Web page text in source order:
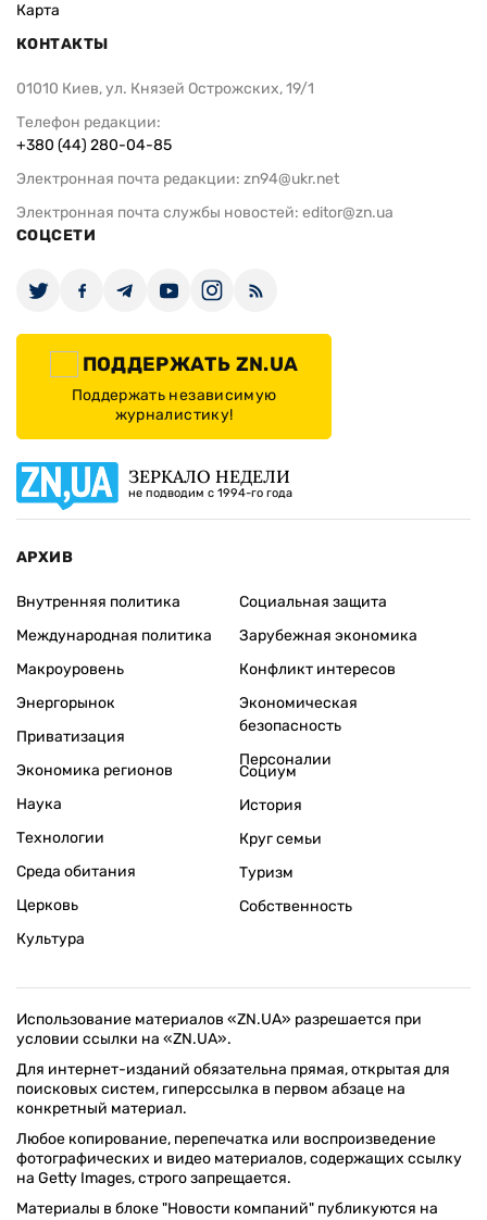
Карта
КОНТАКТЫ
01010 Киев, ул. Князей Острожских, 19/1
Телефон редакции:
+380 (44) 280-04-85
Электронная почта редакции: zn94@ukr.net
Электронная почта службы новостей: editor@zn.ua
СОЦСЕТИ
ПОДДЕРЖАТЬ ZN.UA
Поддержать независимую
журналистику!
ЗЕРКАЛО НЕДЕЛИ
не подводим с 1994-го года
АРХИВ
Внутренняя политика
Международная политика
Макроуровень
Энергорынок
Приватизация
Экономика регионов
Социальная защита
Зарубежная экономика
Конфликт интересов
Экономическая
безопасность
Персоналии
Наука
Технологии
Среда обитания
Церковь
Культура
Социум
История
Круг семьи
Туризм
Собственность
Использование материалов «ZN.UA» разрешается при
условии ссылки на «ZN.UA».
Для интернет-изданий обязательна прямая, открытая для
поисковых систем, гиперссылка в первом абзаце на
конкретный материал.
Любое копирование, перепечатка или воспроизведение
фотографических и видео материалов, содержащих ссылку
на Getty Images, строго запрещается.
Материалы в блоке "Новости компаний" публикуются на